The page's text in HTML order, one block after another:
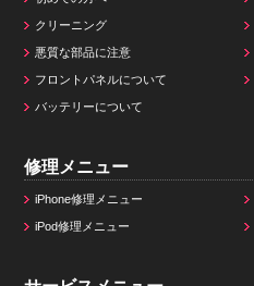
クリーニング
悪質な部品に注意
フロントパネルについて
バッテリーについて
修理メニュー
iPhone修理メニュー
iPod修理メニュー